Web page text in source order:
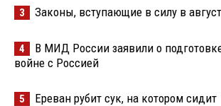
3 Законы, вступающие в силу в
4
В МИД России заявили о
войне с Россией
5 Ереван рубит сук, на котором сидит